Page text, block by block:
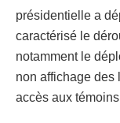
présidentielle a
caractérisé le
notamment le
non affichage des
accès aux